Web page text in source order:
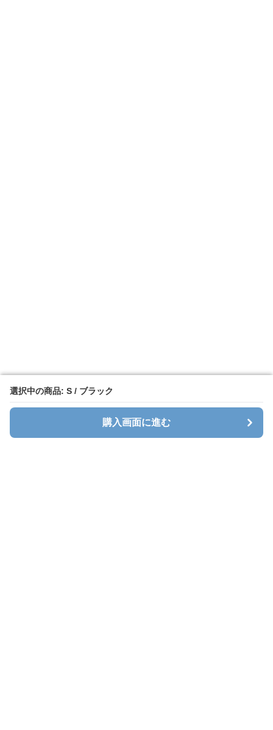
選択中の商品: S / ブラック
購入画面に進む
選択中の商品: S / ブラック
購入画面に進む